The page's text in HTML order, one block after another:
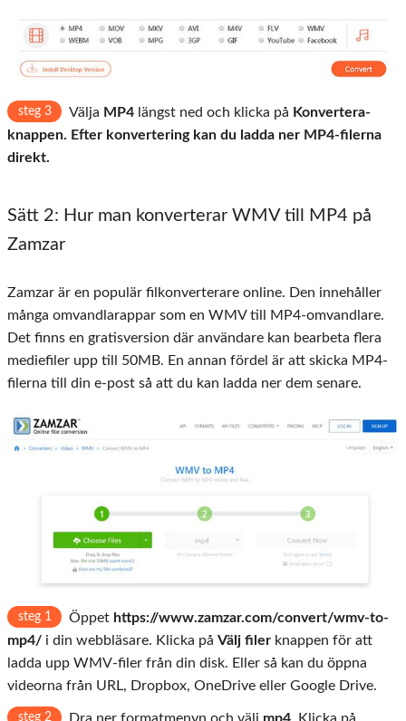
steg 3 Välja MP4 längst ned och klicka på Konvertera-
knappen. Efter konvertering kan du ladda ner MP4-filerna
direkt.
Sätt 2: Hur man konverterar WMV till MP4 på
Zamzar
Zamzar är en populär filkonverterare online. Den innehåller
många omvandlarappar som en WMV till MP4-omvandlare.
Det finns en gratisversion där användare kan bearbeta flera
mediefiler upp till 50MB. En annan fördel är att skicka MP4-
filerna till din e-post så att du kan ladda ner dem senare.
steg 1 Öppet https://www.zamzar.com/convert/wmv-to-
mp4/ i din webbläsare. Klicka på Välj filer knappen för att
ladda upp WMV-filer från din disk. Eller så kan du öppna
videorna från URL, Dropbox, OneDrive eller Google Drive.
steg 2